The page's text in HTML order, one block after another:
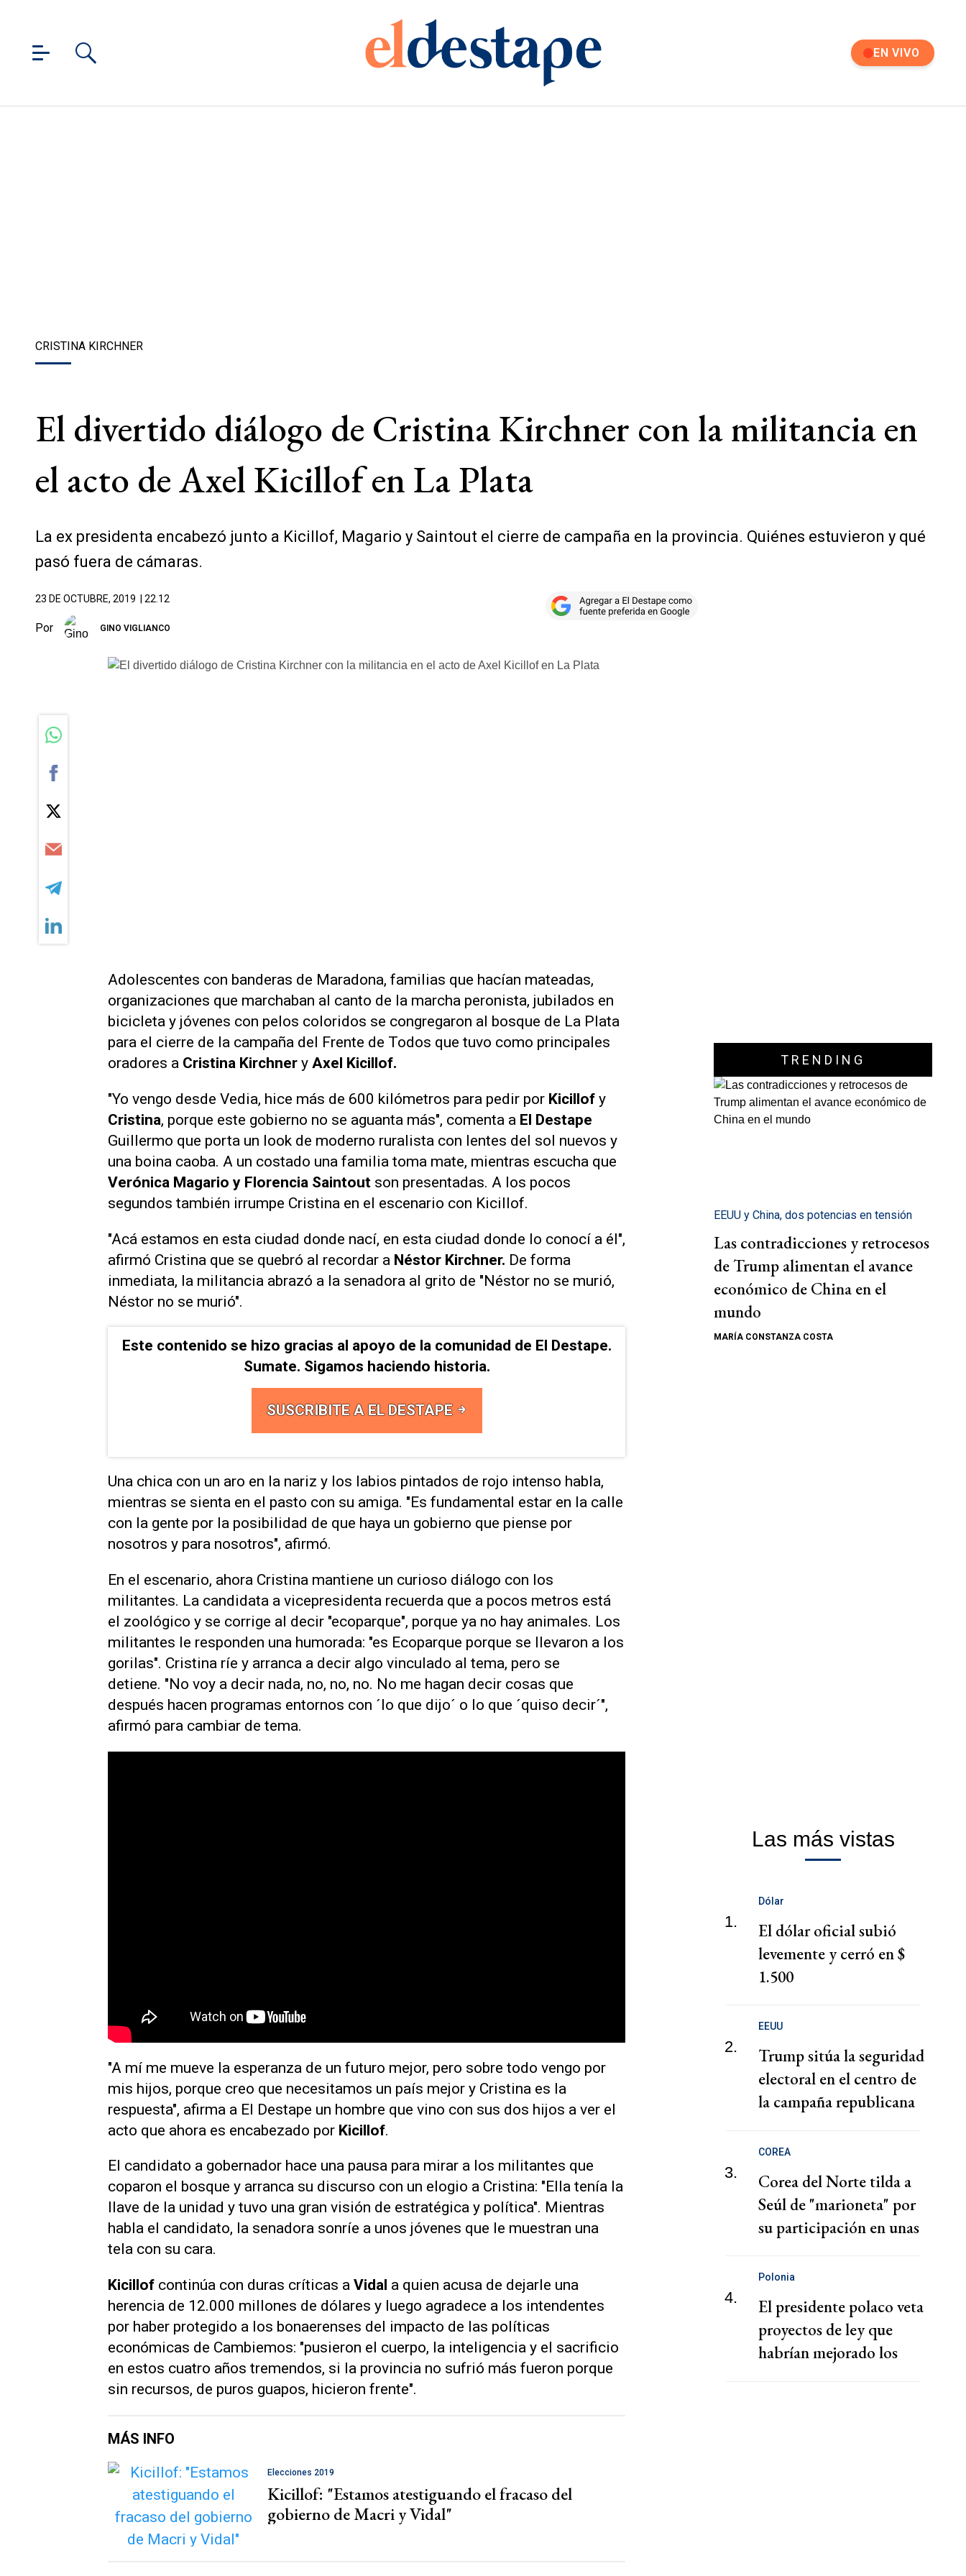
EN VIVO
CRISTINA KIRCHNER
El divertido diálogo de Cristina Kirchner con la militancia en
el acto de Axel Kicillof en La Plata
La ex presidenta encabezó junto a Kicillof, Magario y Saintout el cierre de campaña en la provincia. Quiénes estuvieron y qué
pasó fuera de cámaras.
23 DE OCTUBRE, 2019 | 22.12
Por GINO VIGLIANCO
Adolescentes con banderas de Maradona, familias que hacían mateadas,
organizaciones que marchaban al canto de la marcha peronista, jubilados en
bicicleta y jóvenes con pelos coloridos se congregaron al bosque de La Plata
para el cierre de la campaña del Frente de Todos que tuvo como principales
oradores a Cristina Kirchner y Axel Kicillof.
"Yo vengo desde Vedia, hice más de 600 kilómetros para pedir por Kicillof y
Cristina, porque este gobierno no se aguanta más", comenta a El Destape
Guillermo que porta un look de moderno ruralista con lentes del sol nuevos y
una boina caoba. A un costado una familia toma mate, mientras escucha que
Verónica Magario y Florencia Saintout son presentadas. A los pocos
segundos también irrumpe Cristina en el escenario con Kicillof.
"Acá estamos en esta ciudad donde nací, en esta ciudad donde lo conocí a él",
afirmó Cristina que se quebró al recordar a Néstor Kirchner. De forma
inmediata, la militancia abrazó a la senadora al grito de "Néstor no se murió,
Néstor no se murió".
Este contenido se hizo gracias al apoyo de la comunidad de El Destape.
Sumate. Sigamos haciendo historia.
SUSCRIBITE A EL DESTAPE
Una chica con un aro en la nariz y los labios pintados de rojo intenso habla,
mientras se sienta en el pasto con su amiga. "Es fundamental estar en la calle
con la gente por la posibilidad de que haya un gobierno que piense por
nosotros y para nosotros", afirmó.
En el escenario, ahora Cristina mantiene un curioso diálogo con los
militantes. La candidata a vicepresidenta recuerda que a pocos metros está
el zoológico y se corrige al decir "ecoparque", porque ya no hay animales. Los
militantes le responden una humorada: "es Ecoparque porque se llevaron a los
gorilas". Cristina ríe y arranca a decir algo vinculado al tema, pero se
detiene. "No voy a decir nada, no, no, no. No me hagan decir cosas que
después hacen programas entornos con ´lo que dijo´ o lo que ´quiso decir´",
afirmó para cambiar de tema.
"A mí me mueve la esperanza de un futuro mejor, pero sobre todo vengo por
mis hijos, porque creo que necesitamos un país mejor y Cristina es la
respuesta", afirma a El Destape un hombre que vino con sus dos hijos a ver el
acto que ahora es encabezado por Kicillof.
El candidato a gobernador hace una pausa para mirar a los militantes que
coparon el bosque y arranca su discurso con un elogio a Cristina: "Ella tenía la
llave de la unidad y tuvo una gran visión de estratégica y política". Mientras
habla el candidato, la senadora sonríe a unos jóvenes que le muestran una
tela con su cara.
Kicillof continúa con duras críticas a Vidal a quien acusa de dejarle una
herencia de 12.000 millones de dólares y luego agradece a los intendentes
por haber protegido a los bonaerenses del impacto de las políticas
económicas de Cambiemos: "pusieron el cuerpo, la inteligencia y el sacrificio
en estos cuatro años tremendos, si la provincia no sufrió más fueron porque
sin recursos, de puros guapos, hicieron frente".
MÁS INFO
Elecciones 2019
Kicillof: "Estamos atestiguando el fracaso del
gobierno de Macri y Vidal"
TRENDING
EEUU y China, dos potencias en tensión
Las contradicciones y retrocesos
de Trump alimentan el avance
económico de China en el
mundo
MARÍA CONSTANZA COSTA
Las más vistas
1.
Dólar
El dólar oficial subió
levemente y cerró en $
1.500
2.
EEUU
Trump sitúa la seguridad
electoral en el centro de
la campaña republicana
3.
COREA
Corea del Norte tilda a
Seúl de "marioneta" por
su participación en unas
EEUU
4.
Polonia
El presidente polaco veta
proyectos de ley que
habrían mejorado los